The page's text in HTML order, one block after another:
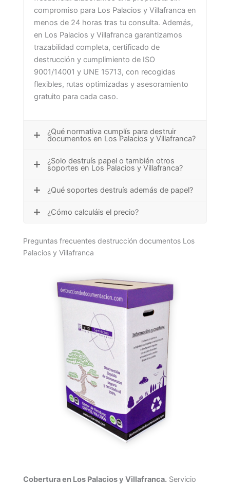
compromiso para Los Palacios y Villafranca en
menos de 24 horas tras tu consulta. Además,
en Los Palacios y Villafranca garantizamos
trazabilidad completa, certificado de
destrucción y cumplimiento de ISO
9001/14001 y UNE 15713, con recogidas
flexibles, rutas optimizadas y asesoramiento
gratuito para cada caso.
¿Qué normativa cumplís para destruir
documentos en Los Palacios y Villafranca?
¿Solo destruís papel o también otros
soportes en Los Palacios y Villafranca?
¿Qué soportes destruís además de papel?
¿Cómo calculáis el precio?
Preguntas frecuentes destrucción documentos Los
Palacios y Villafranca
Cobertura en Los Palacios y Villafranca. Servicio